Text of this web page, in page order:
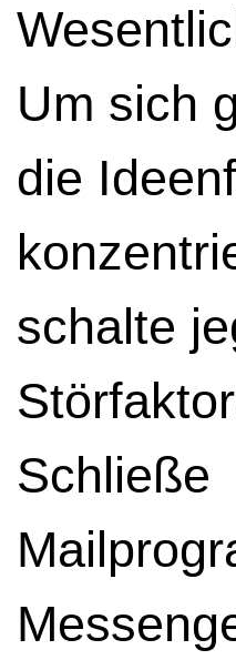
Um sich
die
schalte
Schließe